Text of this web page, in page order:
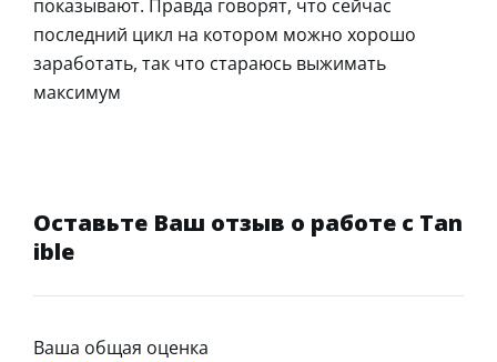
показывают. Правда говорят, что сейчас
последний цикл на котором можно хорошо
заработать, так что стараюсь выжимать
максимум
Оставьте Ваш отзыв о работе с Tan
ible
Ваша общая оценка